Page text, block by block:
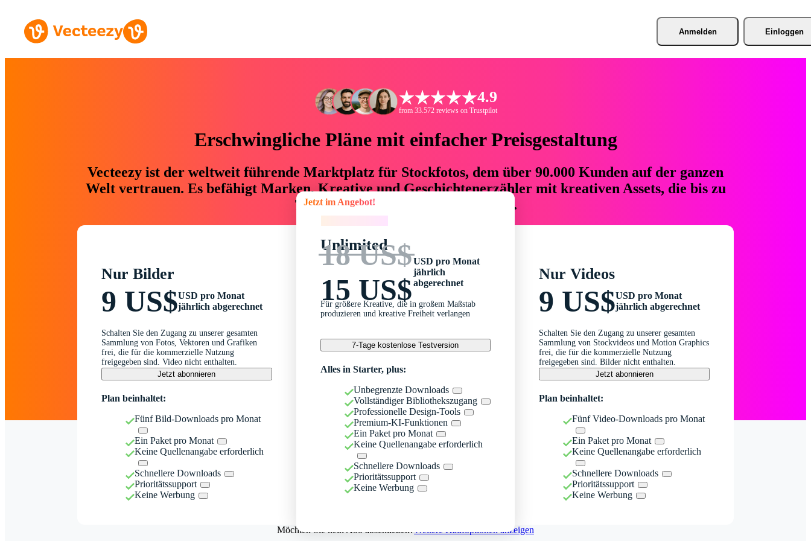
Anmelden Einloggen
4.9
from 33.572 reviews on Trustpilot
Erschwingliche Pläne mit einfacher Preisgestaltung
Vecteezy ist der weltweit führende Marktplatz für Stockfotos, dem über 90.000 Kunden auf der ganzen
Welt vertrauen. Es befähigt Marken, Kreative und Geschichtenerzähler mit kreativen Assets, die bis zu
76 % an Zeit und Budget einsparen.
Nur Bilder
9 US$USD pro Monat
jährlich abgerechnet
Schalten Sie den Zugang zu unserer gesamten
Sammlung von Fotos, Vektoren und Grafiken
frei, die für die kommerzielle Nutzung
freigegeben sind. Video nicht enthalten.
Jetzt abonnieren
Plan beinhaltet:
Fünf Bild-Downloads pro Monat
Ein Paket pro Monat
Keine Quellenangabe erforderlich
Schnellere Downloads
Prioritätssupport
Keine Werbung
Jetzt im Angebot!
Unlimited
18 US$
15 US$
USD pro Monat
jährlich
abgerechnet
Für größere Kreative, die in großem Maßstab
produzieren und kreative Freiheit verlangen
7-Tage kostenlose Testversion
Alles in Starter, plus:
Unbegrenzte Downloads
Vollständiger Bibliothekszugang
Professionelle Design-Tools
Premium-KI-Funktionen
Ein Paket pro Monat
Keine Quellenangabe erforderlich
Schnellere Downloads
Prioritätssupport
Keine Werbung
Nur Videos
9 US$USD pro Monat
jährlich abgerechnet
Schalten Sie den Zugang zu unserer gesamten
Sammlung von Stockvideos und Motion Graphics
frei, die für die kommerzielle Nutzung
freigegeben sind. Bilder nicht enthalten.
Jetzt abonnieren
Plan beinhaltet:
Fünf Video-Downloads pro Monat
Ein Paket pro Monat
Keine Quellenangabe erforderlich
Schnellere Downloads
Prioritätssupport
Keine Werbung
Möchten Sie kein Abo abschließen?Weitere Kaufoptionen anzeigen